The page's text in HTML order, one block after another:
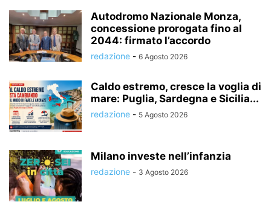
Autodromo Nazionale Monza,
concessione prorogata fino al
2044: firmato l’accordo
redazione - 6 Agosto 2026
Caldo estremo, cresce la voglia di
mare: Puglia, Sardegna e Sicilia...
redazione - 5 Agosto 2026
Milano investe nell’infanzia
redazione - 3 Agosto 2026